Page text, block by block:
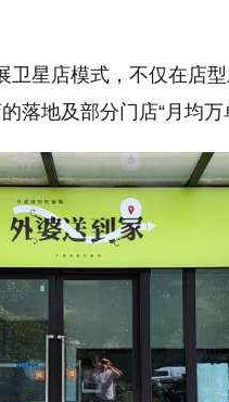
卫星店模式，不仅在店
落地及部分门店“月均万